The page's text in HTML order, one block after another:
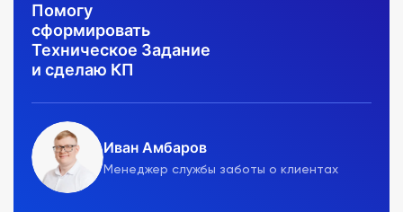
Помогу
сформировать
Техническое Задание
и сделаю КП
Иван Амбаров
Менеджер службы заботы о клиентах